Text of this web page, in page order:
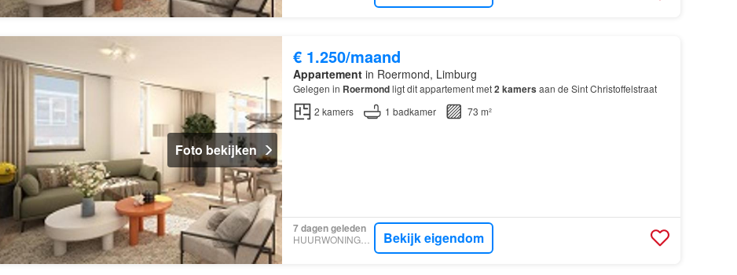
Foto bekijken
€ 1.250/maand
Appartementin Roermond, Limburg
Gelegen in Roermondligt dit appartement met2kamers aan de Sint Christoffelstraat
2 kamers 1 badkamer 73 m²
7 dagen geleden
HUURWONINGEN.SITE Bekijk eigendom